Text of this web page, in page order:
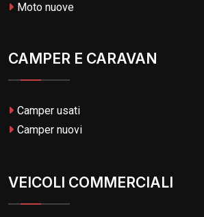
Moto nuove
CAMPER E CARAVAN
Camper usati
Camper nuovi
VEICOLI COMMERCIALI